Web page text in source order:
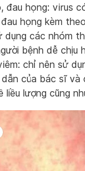
đau họng: virus
đau họng kèm
dụng các nhóm
bệnh dễ chịu
chỉ nên sử
của bác sĩ và
liều lượng cũng